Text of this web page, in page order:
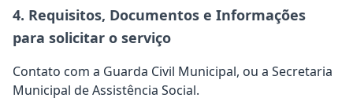
4. Requisitos, Documentos e Informações
para solicitar o serviço
Contato com a Guarda Civil Municipal, ou a Secretaria
Municipal de Assistência Social.